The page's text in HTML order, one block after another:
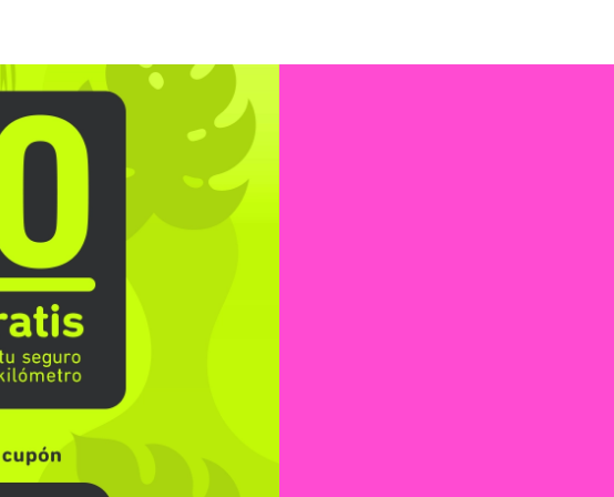
59